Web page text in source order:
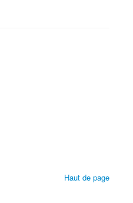
Haut de page